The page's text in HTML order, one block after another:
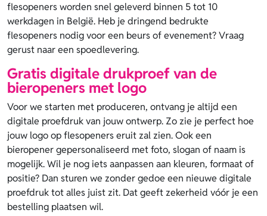
flesopeners worden snel geleverd binnen 5 tot 10
werkdagen in België. Heb je dringend bedrukte
flesopeners nodig voor een beurs of evenement? Vraag
gerust naar een spoedlevering.
Gratis digitale drukproef van de
bieropeners met logo
Voor we starten met produceren, ontvang je altijd een
digitale proefdruk van jouw ontwerp. Zo zie je perfect hoe
jouw logo op flesopeners eruit zal zien. Ook een
bieropener gepersonaliseerd met foto, slogan of naam is
mogelijk. Wil je nog iets aanpassen aan kleuren, formaat of
positie? Dan sturen we zonder gedoe een nieuwe digitale
proefdruk tot alles juist zit. Dat geeft zekerheid vóór je een
bestelling plaatsen wil.